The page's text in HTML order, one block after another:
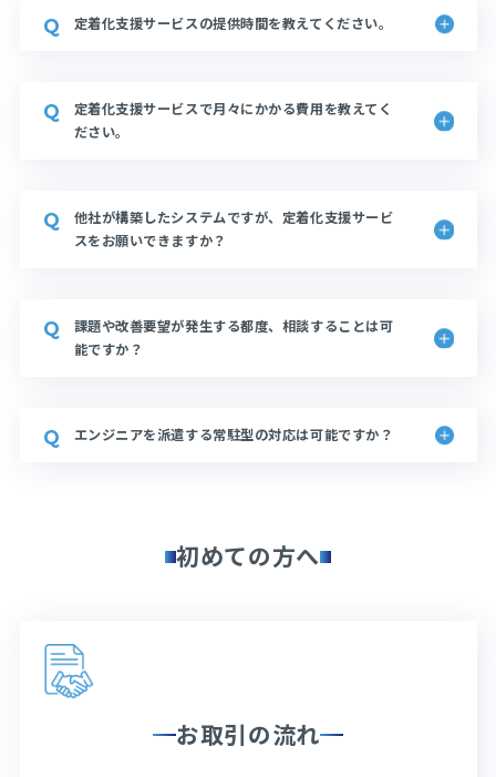
定着化支援サービスの提供時間を教えてください。
定着化支援サービスで月々にかかる費用を教えてく
ださい。
他社が構築したシステムですが、定着化支援サービ
スをお願いできますか？
課題や改善要望が発生する都度、相談することは可
能ですか？
エンジニアを派遣する常駐型の対応は可能ですか？
初めての方へ
お取引の流れ